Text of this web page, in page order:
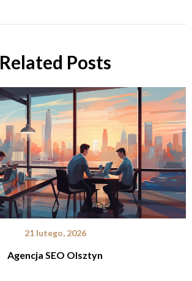
Related Posts
21 lutego, 2026
Agencja SEO Olsztyn